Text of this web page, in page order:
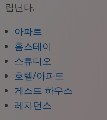
립닌다.
아파트
홈스테이
스튜디오
호텔/아파트
게스트 하우스
레지던스